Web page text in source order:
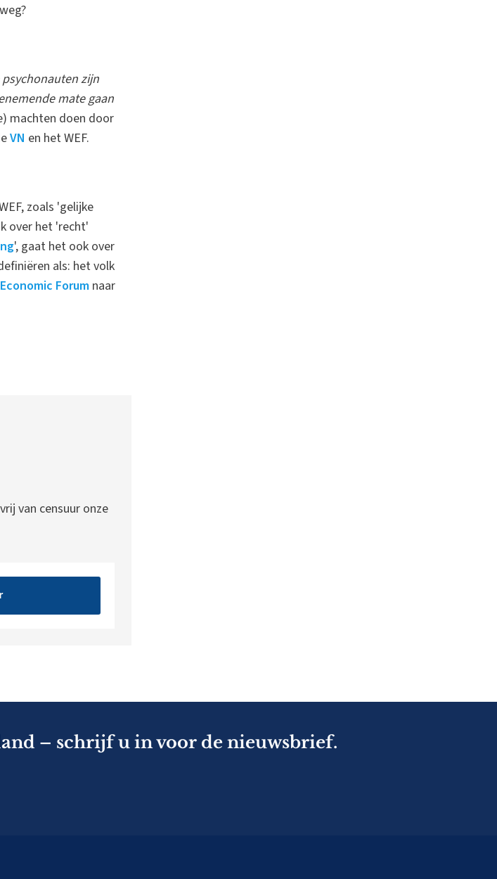
psychonauten zijn
mate gaan
machten doen door
VN en het WEF.
zoals 'gelijke
over het 'recht'
', gaat het ook over
als: het volk
Forum naar
van censuur onze
– schrijf u in voor de nieuwsbrief.